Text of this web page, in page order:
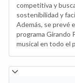
competitiva y
sostenibilidad y
Además, se prevé
programa Girando
musical en todo el